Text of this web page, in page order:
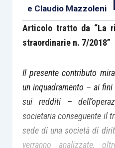
e Claudio Mazzoleni
Articolo tratto da “La
straordinarie n. 7/2018”
Il presente contributo
un inquadramento – ai
sui redditi –
societaria conseguente il
sede di una società di
verranno analizzate,